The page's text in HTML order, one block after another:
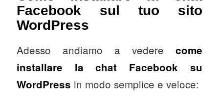
Facebook sul tuo sito
WordPress
Adesso andiamo a vederecome
installare la chat Facebook su
WordPress in modo semplice e veloce: